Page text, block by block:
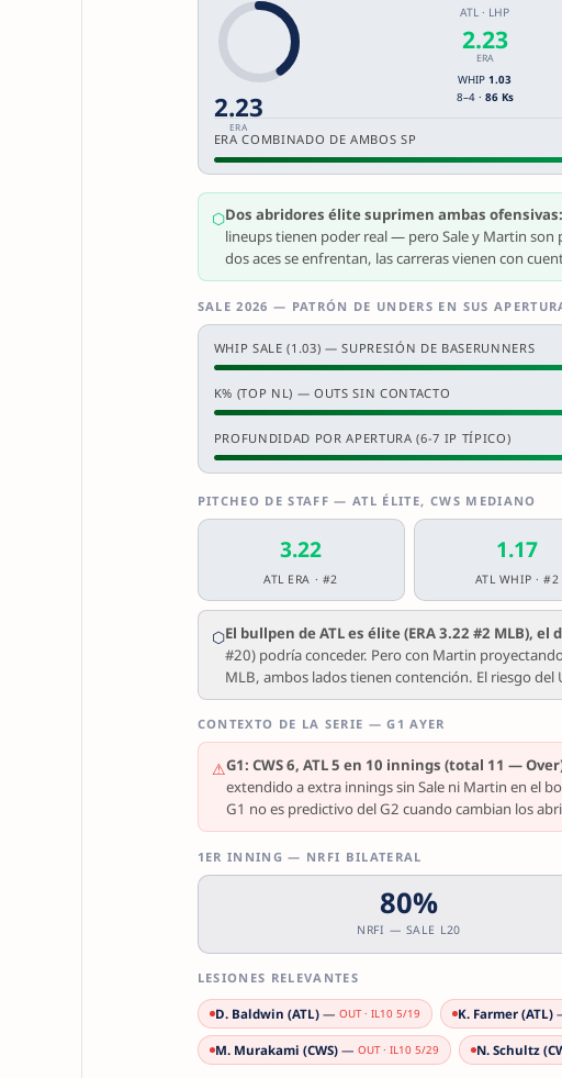
2.23
ERA
ATL · LHP
2.23
ERA
WHIP 1.03
8–4 · 86 Ks
ERA COMBINADO DE AMBOS SP
⬡Dos abridores élite suprimen ambas ofensivas:
lineups tienen poder real — pero Sale y Martin
dos aces se enfrentan, las carreras vienen con
SALE 2026 — PATRÓN DE UNDERS EN SUS
WHIP SALE (1.03) — SUPRESIÓN DE BASERUNNERS
K% (TOP NL) — OUTS SIN CONTACTO
PROFUNDIDAD POR APERTURA (6-7 IP TÍPICO)
PITCHEO DE STAFF — ATL ÉLITE, CWS MEDIANO
3.22
ATL ERA · #2
1.17
ATL WHIP · #2
⬡El bullpen de ATL es élite (ERA 3.22 #2 MLB), el
#20) podría conceder. Pero con Martin
MLB, ambos lados tienen contención. El riesgo del
CONTEXTO DE LA SERIE — G1 AYER
⚠G1: CWS 6, ATL 5 en 10 innings (total 11 —
extendido a extra innings sin Sale ni Martin en el
G1 no es predictivo del G2 cuando cambian los
1ER INNING — NRFI BILATERAL
80%
NRFI — SALE L20
LESIONES RELEVANTES
D. Baldwin (ATL)— OUT · IL10 5/19 K. Farmer (ATL)
M. Murakami (CWS)— OUT · IL10 5/29 N. Schultz